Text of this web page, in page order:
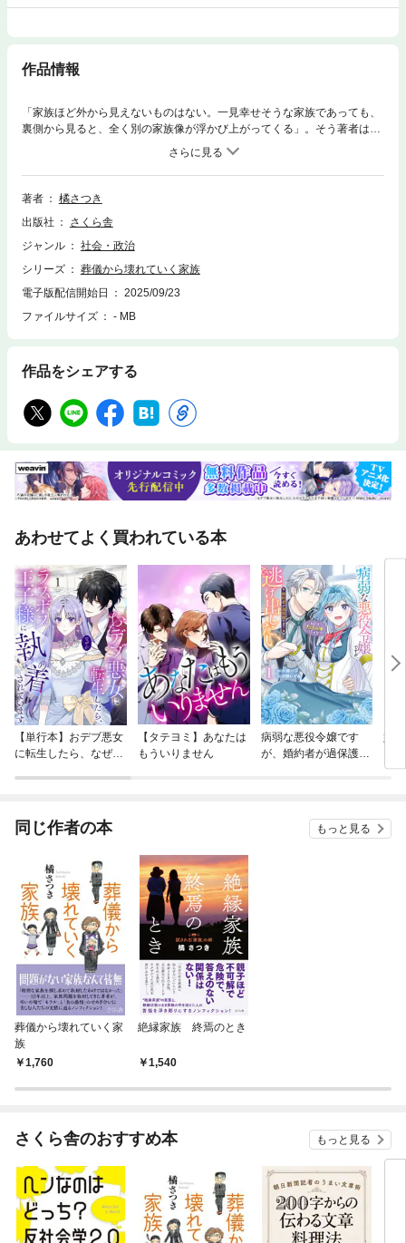
作品情報
「家族ほど外から見えないものはない。一見幸せそうな家族であっても、
裏側から見ると、全く別の家族像が浮かび上がってくる」。そう著者は語
る。互いの努力で平穏を維持してきた普通の家族が、お葬式に始まる弔い
の儀式を重ねていくうちに溝が深まり、やがて断絶に至ってしまう――亡
き人を偲び、あたたかく見送る弔いの場をきっかけに起こる家族の悲劇。
10年以上にわたり家族問題を取材してきた著者が、「葬儀」に軸足を置
苦悩に迫るノンフィクション。
著者
橘さつき
出版社
さくら舎
ジャンル
社会・政治
シリーズ
葬儀から壊れていく家族
電子版配信開始日
2025/09/23
ファイルサイズ
- MB
作品をシェアする
あわせてよく買われている本
【単行本】おデブ悪女
に転生したら、なぜか
【タテヨミ】あなたは
もういりません
病弱な悪役令嬢です
が、婚約者が過保護す
妹
同じ作者の本 もっと見る
葬儀から壊れていく家
族
1,760
絶縁家族 終焉のとき
1,540
さくら舎のおすすめ本 もっと見る